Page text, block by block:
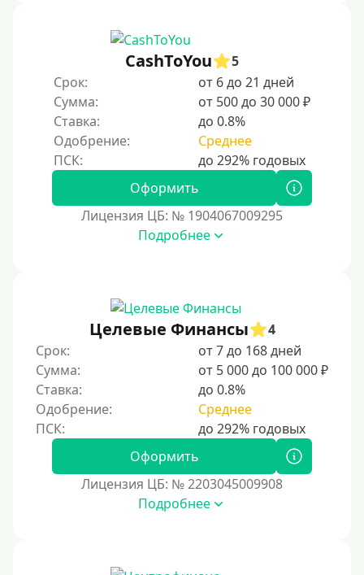
CashToYou
5
Срок:
от 6 до 21 дней
Сумма:
от 500 до 30 000 ₽
Ставка:
до 0.8%
Одобрение:
Среднее
Оформить
Лицензия ЦБ: № 1904067009295
Подробнее
Целевые Финансы
4
Срок:
от 7 до 168 дней
Сумма:
от 5 000 до 100 000 ₽
Ставка:
до 0.8%
Одобрение:
Среднее
Оформить
Лицензия ЦБ: № 2203045009908
Подробнее